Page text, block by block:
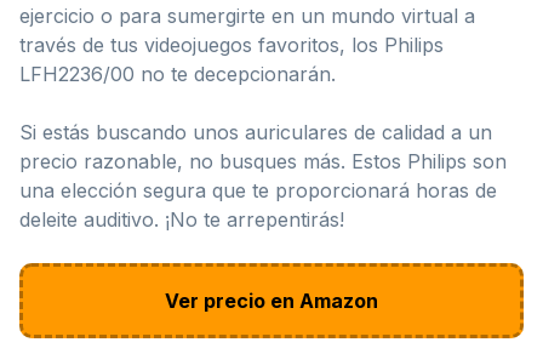
ejercicio o para sumergirte en un mundo virtual a
través de tus videojuegos favoritos, los Philips
LFH2236/00 no te decepcionarán.
Si estás buscando unos auriculares de calidad a un
precio razonable, no busques más. Estos Philips son
una elección segura que te proporcionará horas de
deleite auditivo. ¡No te arrepentirás!
Ver precio en Amazon